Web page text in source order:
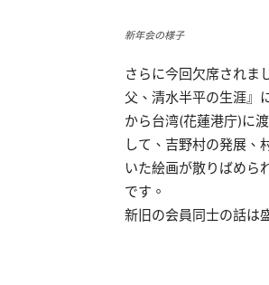
新年会の様子
さらに今回欠席され
父、清水半平の生涯』
から台湾(花蓮港庁)に
して、吉野村の発展、
いた絵画が散りばめら
です。
新旧の会員同士の話は